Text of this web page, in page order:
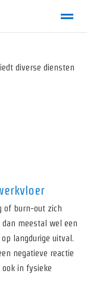
diverse diensten
of burn-out zich
meestal wel een
langdurige uitval.
negatieve reactie
in fysieke